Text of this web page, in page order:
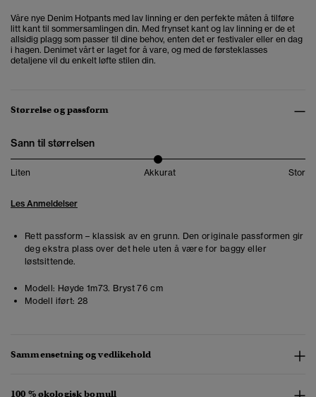
Våre nye Denim Hotpants med lav linning er den perfekte måten å tilføre
litt kant til sommersamlingen din. Med frynset kant og lav linning er de et
allsidig plagg som passer til dine behov, enten det er festivaler eller en dag
i hagen. Denimet vårt er laget for å vare, og med de førsteklasses
detaljene vil du enkelt løfte stilen din.
Størrelse og passform
Sann til størrelsen
Liten Akkurat Stor
Les Anmeldelser
Rett passform – klassisk av en grunn. Den originale passformen gir
deg ekstra plass over det hele uten å være for baggy eller
løstsittende.
Modell: Høyde 1m73. Bryst 76 cm
Modell iført: 28
Sammensetning og vedlikehold
100 % økologisk bomull